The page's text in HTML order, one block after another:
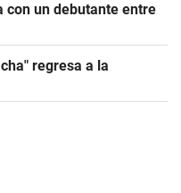
con un debutante entre
regresa a la